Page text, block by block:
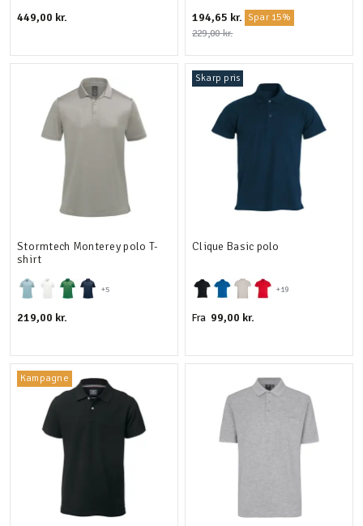
449,00 kr. 194,65 kr. Spar 15%
229,00 kr.
+5
Stormtech Monterey polo T-
shirt
219,00 kr.
Skarp pris
+19
Clique Basic polo
Fra 99,00 kr.
Kampagne